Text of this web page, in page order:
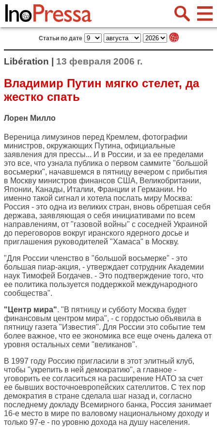
Статьи по дате
Libération | 13 февраля 2006 г.
Владимир Путин мягко стелет, да
жестко спать
Лорен Милло
Вереница лимузинов перед Кремлем, фотографии
министров, окружающих Путина, официальные
заявления для прессы... И в России, и за ее пределами
это все, что узнала публика о первом саммите "большой
восьмерки", начавшемся в пятницу вечером с прибытия
в Москву министров финансов США, Великобритании,
Японии, Канады, Италии, Франции и Германии. Но
именно такой сигнал и хотела послать миру Москва:
Россия - это одна из великих стран, вновь обретшая себя
держава, заявляющая о себя инициативами по всем
направлениям, от "газовой войны" с соседней Украиной
до переговоров вокруг иранского ядерного досье и
приглашения руководителей "Хамаса" в Москву.
"Для России членство в "большой восьмерке" - это
большая пиар-акция, - утверждает сотрудник Академии
наук Тимофей Богдачев. - Это подтверждение того, что
ее политика пользуется поддержкой международного
сообщества".
"Центр мира". "В пятницу и субботу Москва будет
финансовым центром мира", - с гордостью объявила в
пятницу газета "Известия". Для России это событие тем
более важное, что ее экономика все еще очень далека от
уровня остальных семи "великанов".
В 1997 году Россию пригласили в этот элитный клуб,
чтобы "укрепить в ней демократию", а главное -
уговорить ее согласиться на расширение НАТО за счет
ее бывших восточноевропейских сателлитов. С тех пор
демократия в стране сделала шаг назад и, согласно
последнему докладу Всемирного банка, Россия занимает
16-е место в мире по валовому национальному доходу и
только 97-е - по уровню дохода на душу населения.